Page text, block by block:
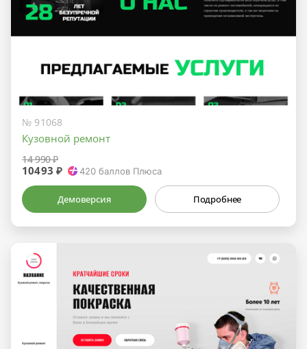
№ 91068
Кузовной ремонт
14 990 ₽
10493 ₽ 420 баллов Плюса
Демоверсия Подробнее